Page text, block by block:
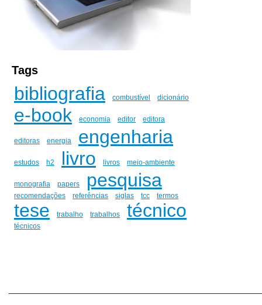
Tags
bibliografia combustível dicionário
e-book economia editor editora
editoras energia engenharia
estudos h2 livro livros meio-ambiente
monografia papers pesquisa
recomendações referências siglas tcc termos
tese trabalho trabalhos técnico
técnicos